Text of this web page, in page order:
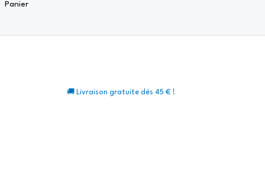
Panier
🚚 Livraison gratuite dès 45 € !